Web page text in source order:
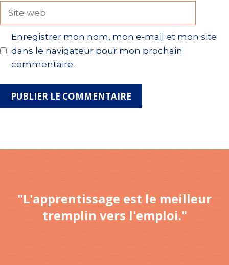
Site
Enregistrer mon nom, mon e-mail et mon site
dans le navigateur pour mon prochain
commentaire.
"L'apprentissage est le meilleur
tremplin vers l'emploi."